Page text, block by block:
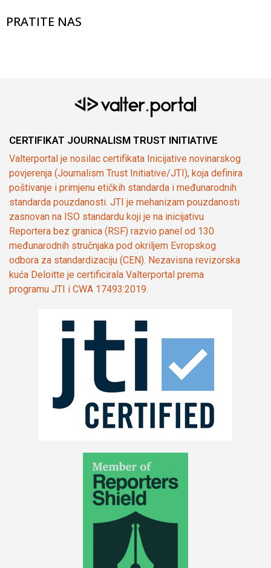
PRATITE NAS
CERTIFIKAT JOURNALISM TRUST INITIATIVE
Valterportal je nosilac certifikata Inicijative novinarskog
povjerenja (Journalism Trust Initiative/JTI), koja definira
poštivanje i primjenu etičkih standarda i međunarodnih
standarda pouzdanosti. JTI je mehanizam pouzdanosti
zasnovan na ISO standardu koji je na inicijativu
Reportera bez granica (RSF) razvio panel od 130
međunarodnih stručnjaka pod okriljem Evropskog
odbora za standardizaciju (CEN). Nezavisna revizorska
kuća Deloitte je certificirala Valterportal prema
programu JTI i CWA 17493:2019.